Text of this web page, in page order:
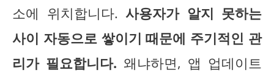
소에 위치합니다. 사용자가 알지 못하는
사이 자동으로 쌓이기 때문에 주기적인 관
리가 필요합니다. 왜냐하면, 앱 업데이트